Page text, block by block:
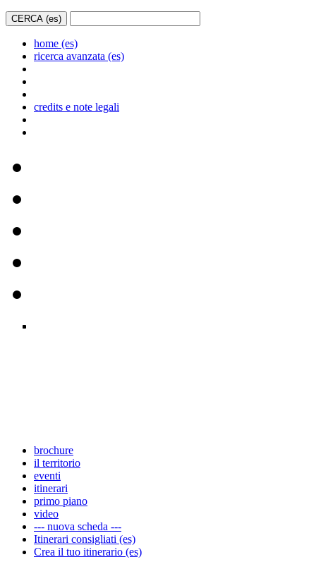
home (es)
ricerca avanzata (es)
credits e note legali
brochure
il territorio
eventi
itinerari
primo piano
video
--- nuova scheda ---
Itinerari consigliati (es)
Crea il tuo itinerario (es)